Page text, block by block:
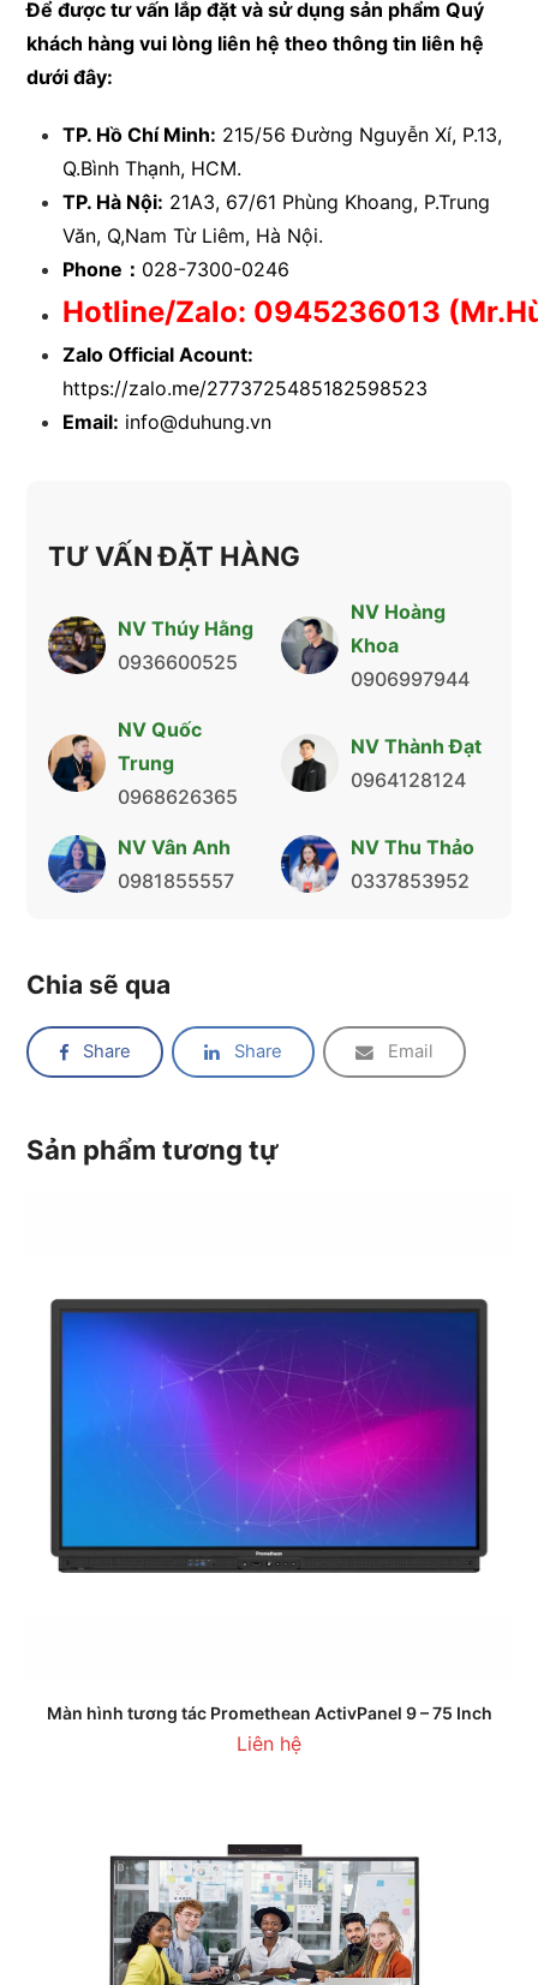
Để được tư vấn lắp đặt và sử dụng sản phẩm Quý
khách hàng vui lòng liên hệ theo thông tin liên hệ
dưới đây:
TP. Hồ Chí Minh: 215/56 Đường Nguyễn Xí, P.13,
Q.Bình Thạnh, HCM.
TP. Hà Nội: 21A3, 67/61 Phùng Khoang, P.Trung
Văn, Q,Nam Từ Liêm, Hà Nội.
Phone： 028-7300-0246
Hotline/Zalo: 0945236013
Zalo Official Acount:
https://zalo.me/2773725485182598523
Email: info@duhung.vn
TƯ VẤN ĐẶT HÀNG
NV Thúy Hằng
0936600525
NV Hoàng
Khoa
0906997944
NV Quốc
Trung
0968626365
NV Thành Đạt
0964128124
NV Vân Anh
0981855557
NV Thu Thảo
0337853952
Chia sẽ qua
Share Share Email
Sản phẩm tương tự
Màn hình tương tác Promethean ActivPanel 9 – 75 Inch
Liên hệ